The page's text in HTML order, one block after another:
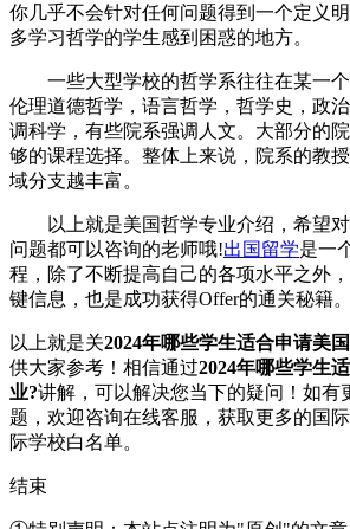
你几乎不会针对任何问题得到一个定义
多学习哲学的学生感到困惑的地方。
一些大型学校的哲学系往往在某一个
伦理道德哲学，语言哲学，哲学史，政
调科学，有些院系强调人文。大部分的
够的课程选择。整体上来说，院系的教
域分支越丰富。
以上就是美国哲学专业介绍，希望对
问题都可以咨询的老师哦!出国留学是一
程，除了不断提高自己的各项水平之外
键信息，也是成功获得Offer的通关秘籍。
以上就是关2024年哪些学生适合申请美
供大家参考！相信通过2024年哪些学生
业?讲解，可以解决您当下的疑问！如有
题，欢迎咨询在线客服 ，获取更多的国
际学校白名单。
结束